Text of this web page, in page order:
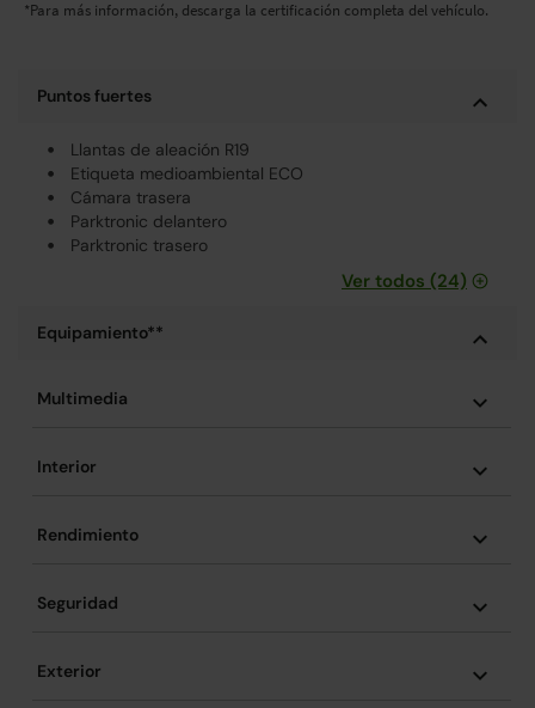
*Para más información, descarga la certificación completa del vehículo.
Puntos fuertes
Llantas de aleación R19
Etiqueta medioambiental ECO
Cámara trasera
Parktronic delantero
Parktronic trasero
Ver todos (24)
Equipamiento**
Multimedia
Interior
Rendimiento
Seguridad
Exterior